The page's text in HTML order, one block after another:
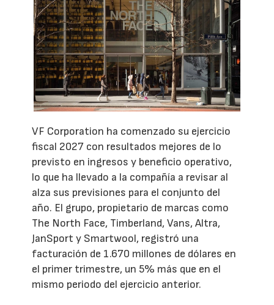
VF Corporation ha comenzado su ejercicio
fiscal 2027 con resultados mejores de lo
previsto en ingresos y beneficio operativo,
lo que ha llevado a la compañía a revisar al
alza sus previsiones para el conjunto del
año. El grupo, propietario de marcas como
The North Face, Timberland, Vans, Altra,
JanSport y Smartwool, registró una
facturación de 1.670 millones de dólares en
el primer trimestre, un 5% más que en el
mismo periodo del ejercicio anterior.